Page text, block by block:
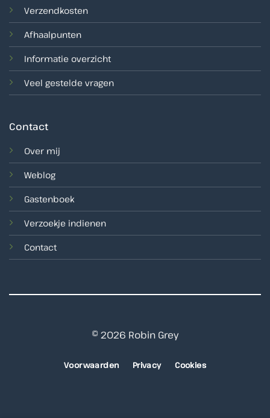
Verzendkosten
Afhaalpunten
Informatie overzicht
Veel gestelde vragen
Contact
Over mij
Weblog
Gastenboek
Verzoekje indienen
Contact
© 2026 Robin Grey
Voorwaarden Privacy Cookies